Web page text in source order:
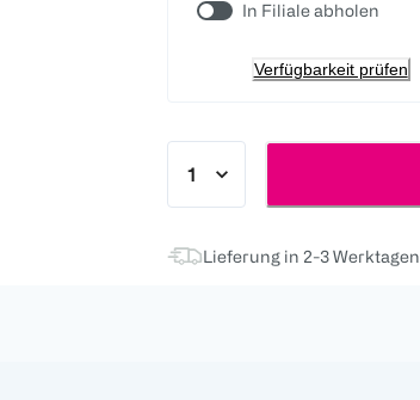
In Filiale abholen
Verfügbarkeit prüfen
Lieferung in 2-3 Werktagen